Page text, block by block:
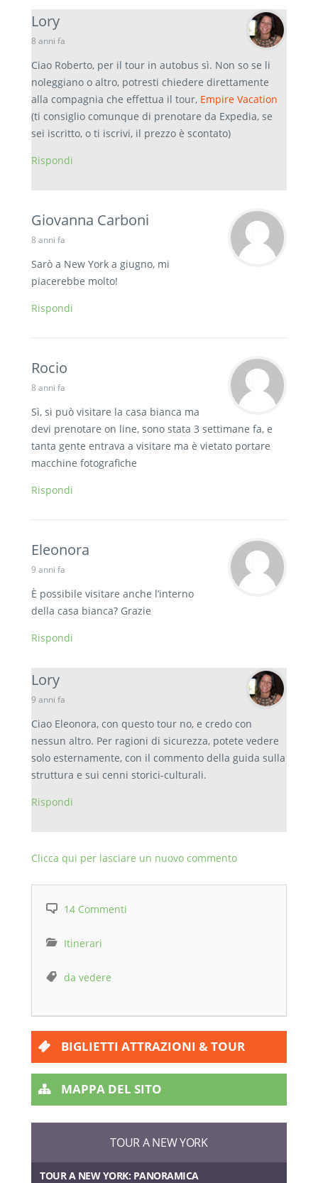
Lory
8 anni fa
Ciao Roberto, per il tour in autobus sì. Non so se li
noleggiano o altro, potresti chiedere direttamente
alla compagnia che effettua il tour, Empire Vacation
(ti consiglio comunque di prenotare da Expedia, se
sei iscritto, o ti iscrivi, il prezzo è scontato)
Rispondi
Giovanna Carboni
8 anni fa
Sarò a New York a giugno, mi
piacerebbe molto!
Rispondi
Rocio
8 anni fa
Sì, si può visitare la casa bianca ma
devi prenotare on line, sono stata 3 settimane fa, e
tanta gente entrava a visitare ma è vietato portare
macchine fotografiche
Rispondi
Eleonora
9 anni fa
È possibile visitare anche l’interno
della casa bianca? Grazie
Rispondi
Lory
9 anni fa
Ciao Eleonora, con questo tour no, e credo con
nessun altro. Per ragioni di sicurezza, potete vedere
solo esternamente, con il commento della guida sulla
struttura e sui cenni storici-culturali.
Rispondi
Clicca qui per lasciare un nuovo commento
14 Commenti
Itinerari
da vedere
BIGLIETTI ATTRAZIONI & TOUR
MAPPA DEL SITO
TOUR A NEW YORK
TOUR A NEW YORK: PANORAMICA